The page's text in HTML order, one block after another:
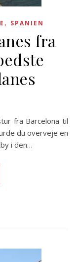
, SPANIEN
fra
du overveje en
i den…